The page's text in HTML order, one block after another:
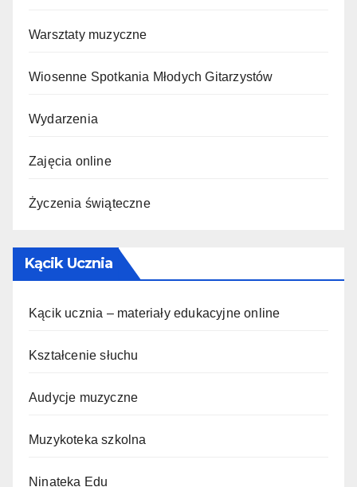
Warsztaty muzyczne
Wiosenne Spotkania Młodych Gitarzystów
Wydarzenia
Zajęcia online
Życzenia świąteczne
Kącik Ucznia
Kącik ucznia – materiały edukacyjne online
Kształcenie słuchu
Audycje muzyczne
Muzykoteka szkolna
Ninateka Edu